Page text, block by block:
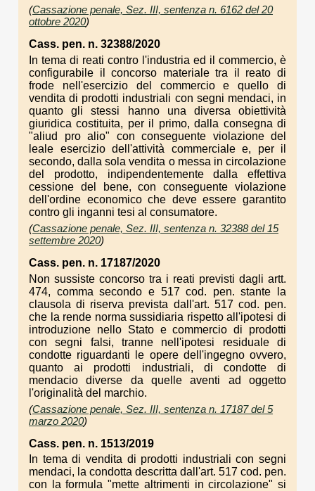
(Cassazione penale, Sez. III, sentenza n. 6162 del 20
ottobre 2020)
Cass. pen. n. 32388/2020
In tema di reati contro l'industria ed il commercio, è
configurabile il concorso materiale tra il reato di
frode nell'esercizio del commercio e quello di
vendita di prodotti industriali con segni mendaci, in
quanto gli stessi hanno una diversa obiettività
giuridica costituita, per il primo, dalla consegna di
"aliud pro alio" con conseguente violazione del
leale esercizio dell'attività commerciale e, per il
secondo, dalla sola vendita o messa in circolazione
del prodotto, indipendentemente dalla effettiva
cessione del bene, con conseguente violazione
dell'ordine economico che deve essere garantito
contro gli inganni tesi al consumatore.
(Cassazione penale, Sez. III, sentenza n. 32388 del 15
settembre 2020)
Cass. pen. n. 17187/2020
Non sussiste concorso tra i reati previsti dagli artt.
474, comma secondo e 517 cod. pen. stante la
clausola di riserva prevista dall'art. 517 cod. pen.
che la rende norma sussidiaria rispetto all'ipotesi di
introduzione nello Stato e commercio di prodotti
con segni falsi, tranne nell'ipotesi residuale di
condotte riguardanti le opere dell'ingegno ovvero,
quanto ai prodotti industriali, di condotte di
mendacio diverse da quelle aventi ad oggetto
l'originalità del marchio.
(Cassazione penale, Sez. III, sentenza n. 17187 del 5
marzo 2020)
Cass. pen. n. 1513/2019
In tema di vendita di prodotti industriali con segni
mendaci, la condotta descritta dall'art. 517 cod. pen.
con la formula "mette altrimenti in circolazione" si